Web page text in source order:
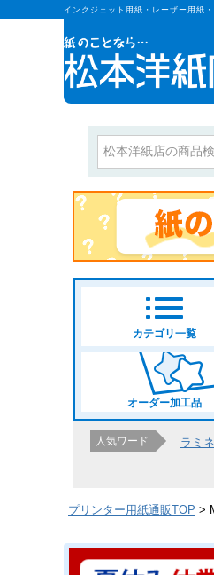
インクジェット用紙・レーザー用紙
カテゴリ一覧
オーダー加工品
人気ワード ラミ
プリンター用紙通販TOP